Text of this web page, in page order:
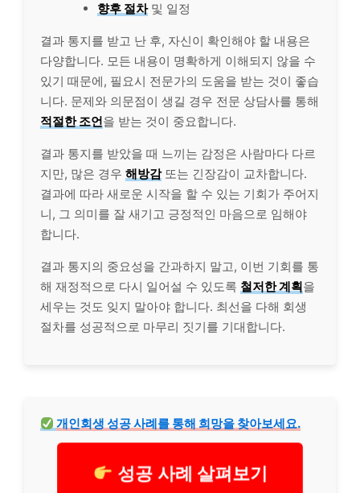
향후 절차및 일정
결과 통지를 받고 난 후, 자신이 확인해야 할 내용은
다양합니다. 모든 내용이 명확하게 이해되지 않을 수
있기 때문에, 필요시 전문가의 도움을 받는 것이 좋습
니다. 문제와 의문점이 생길 경우 전문 상담사를 통해
적절한 조언을 받는 것이 중요합니다.
결과 통지를 받았을 때 느끼는 감정은 사람마다 다르
지만, 많은 경우 해방감또는 긴장감이 교차합니다.
결과에 따라 새로운 시작을 할 수 있는 기회가 주어지
니, 그 의미를 잘 새기고 긍정적인 마음으로 임해야
합니다.
결과 통지의 중요성을 간과하지 말고, 이번 기회를 통
해 재정적으로 다시 일어설 수 있도록 철저한 계획을
세우는 것도 잊지 말아야 합니다. 최선을 다해 회생
절차를 성공적으로 마무리 짓기를 기대합니다.
개인회생 성공 사례를 통해 희망을 찾아보세요.
성공 사례 살펴보기